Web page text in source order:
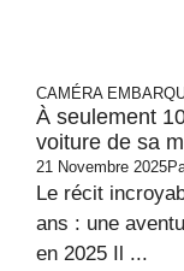
CAMÉRA
À seulement
voiture de sa
21 Novembre 2025
Le récit
ans : une
en 2025 Il ...